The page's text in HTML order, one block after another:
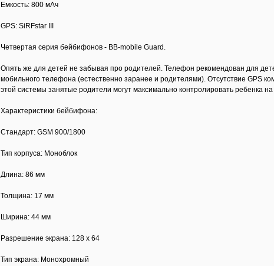
Емкость: 800 мАч
GPS: SiRFstar III
Четвертая серия бейбифонов - BB-mobile Guard.
Опять же для детей не забывая про родителей. Телефон рекомендован для
мобильного телефона (естественно заранее и родителями). Отсутствие GPS
этой системы занятые родители могут максимально контролировать ребенка
Характеристики бейбифона:
Стандарт: GSM 900/1800
Тип корпуса: Моноблок
Длина: 86 мм
Толщина: 17 мм
Ширина: 44 мм
Разрешение экрана: 128 x 64
Тип экрана: Монохромный